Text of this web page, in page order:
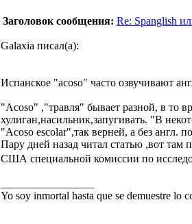
Заголовок сообщения: Re: Spanglish
Galaxia писал(а):
Испанское "acoso" часто озвучивают
"Аcoso" ,"травля" бывает разной, в то
хулиган,насильник,запугивать. "В
"Acoso escolar",так верней, а без англ.
Пару дней назад читал статью ,вот
США специальной комиссии по
Yo soy inmortal hasta que se demuestre lo